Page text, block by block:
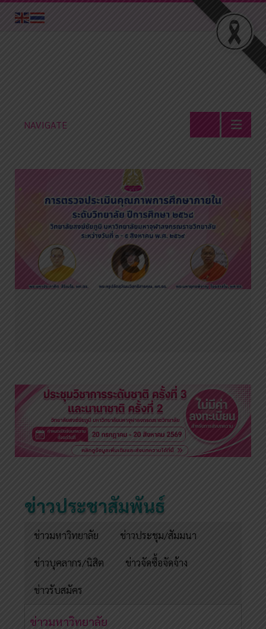
NAVIGATE
ข่าวประชาสัมพันธ์
ข่าวมหาวิทยาลัย ข่าวประชุม/สัมมนา
ข่าวบุคลากร/นิสิต ข่าวจัดซื้อจัดจ้าง
ข่าวรับสมัคร
ข่าวมหาวิทยาลัย